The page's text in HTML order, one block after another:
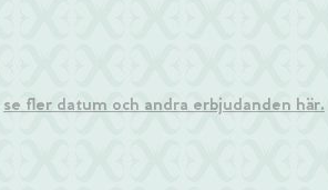
se fler datum och andra erbjudanden här.